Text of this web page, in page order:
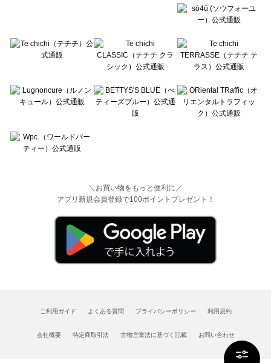
＼お買い物をもっと便利に／
アプリ新規会員登録で100ポイントプレゼント！
ご利用ガイド よくある質問 プライバシーポリシー 利用規約
会社概要 特定商取引法 古物営業法に基づく記載 お問い合わせ